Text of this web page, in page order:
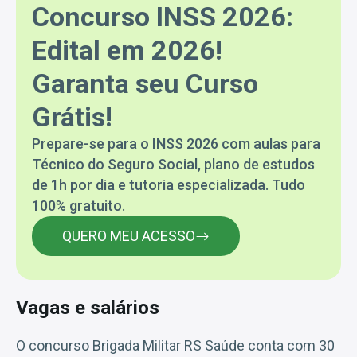
Concurso INSS 2026:
Edital em 2026!
Garanta seu Curso
Grátis!
Prepare-se para o INSS 2026 com aulas para
Técnico do Seguro Social, plano de estudos
de 1h por dia e tutoria especializada. Tudo
100% gratuito.
QUERO MEU ACESSO
Vagas e salários
O concurso Brigada Militar RS Saúde conta com 30